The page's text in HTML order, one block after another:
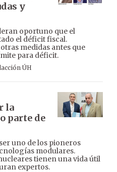
y
oportuno que el
el déficit fiscal.
medidas antes que
para déficit.
ÚH
la
parte de
uno de los pioneros
modulares.
tienen una vida útil
expertos.